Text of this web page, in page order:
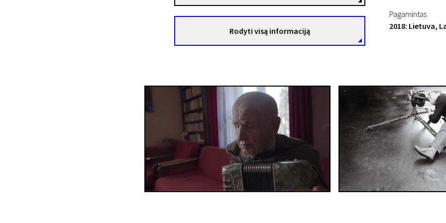
Rodyti visą informaciją
Pagamintas
2018: Lietuva,